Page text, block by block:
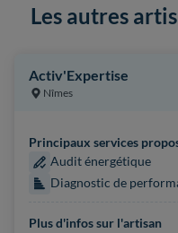
Les autres
Activ'Expertise
Nîmes
Principaux services
Audit énergétique
Diagnostic de
Plus d'infos sur l'artisan